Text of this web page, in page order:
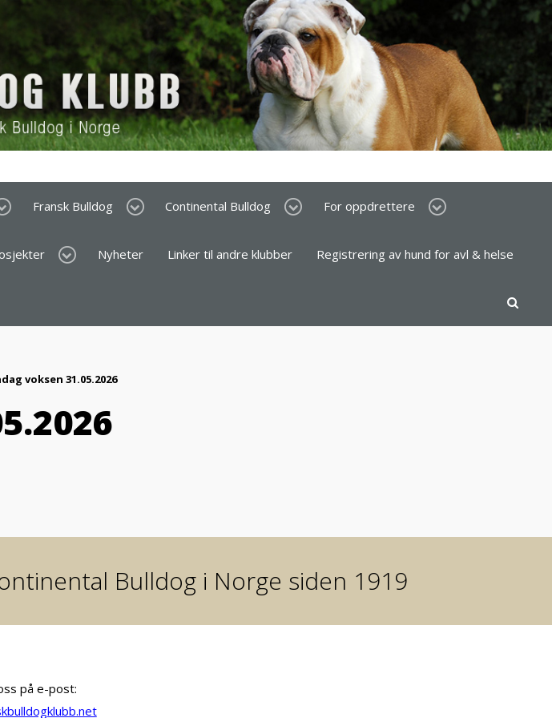
Fransk Bulldog Continental Bulldog For oppdrettere
Nyheter Linker til andre klubber Registrering av hund for avl & helse
voksen 31.05.2026
Bulldog i Norge siden 1919
på e-post: